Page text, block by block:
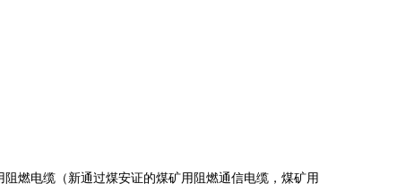
燃电缆（新通过煤安证的煤矿用阻燃通信电缆，煤矿用